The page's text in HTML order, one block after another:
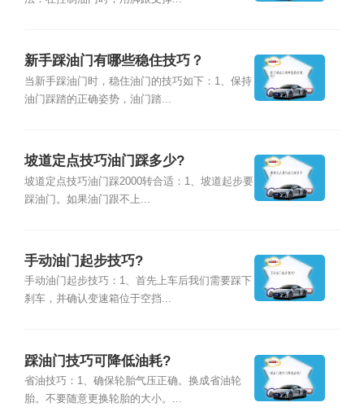
新手踩油门有哪些稳住技巧？
当新手踩油门时，稳住油门的技巧如下：1、保持
油门踩踏的正确姿势，油门踏...
坡道定点技巧油门踩多少?
坡道定点技巧油门踩2000转合适：1、坡道起步要
踩油门。如果油门跟不上...
手动油门起步技巧?
手动油门起步技巧：1、首先上车后我们需要踩下
刹车，并确认变速箱位于空挡...
踩油门技巧可降低油耗?
省油技巧：1、确保轮胎气压正确。换成省油轮
胎。不要随意更换轮胎的大小。...